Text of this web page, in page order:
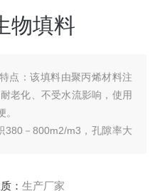
物填料
点：该填料由聚丙烯材料注
老化、不受水流影响，使用
380－800m2/m3，孔隙率大
：生产厂家